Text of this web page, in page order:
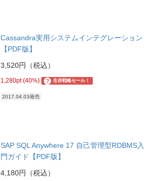
Cassandra実用システムインテグレーション
【PDF版】
3,520円（税込）
1,280pt (40%) ? 生存戦略セール！
2017.04.03発売
SAP SQL Anywhere 17 自己管理型RDBMS入
門ガイド【PDF版】
4,180円（税込）